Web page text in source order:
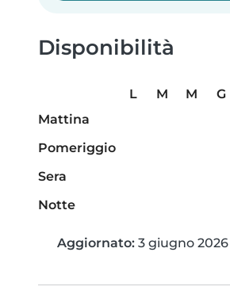
Disponibilità
L M M G
Mattina
Pomeriggio
Sera
Notte
Aggiornato: 3 giugno 2026